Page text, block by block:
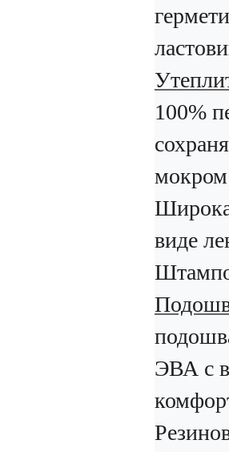
100%
мокром
виде
ЭВА с